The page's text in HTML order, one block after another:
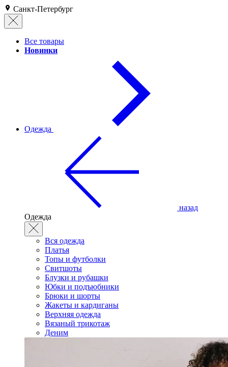
Санкт-Петербург
Все товары
Новинки
Одежда
назад
Одежда
Вся одежда
Платья
Топы и футболки
Свитшоты
Блузки и рубашки
Юбки и подъюбники
Брюки и шорты
Жакеты и кардиганы
Верхняя одежда
Вязаный трикотаж
Деним